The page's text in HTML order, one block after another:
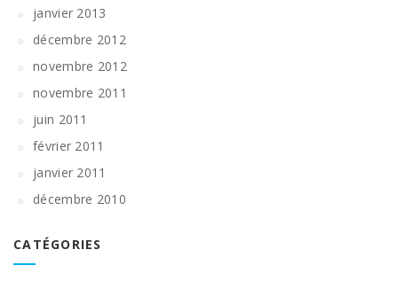
janvier 2013
décembre 2012
novembre 2012
novembre 2011
juin 2011
février 2011
janvier 2011
décembre 2010
CATÉGORIES